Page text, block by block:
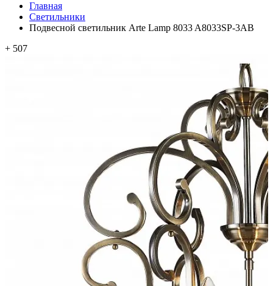
Главная
Светильники
Подвесной светильник Arte Lamp 8033 A8033SP-3AB
+ 507